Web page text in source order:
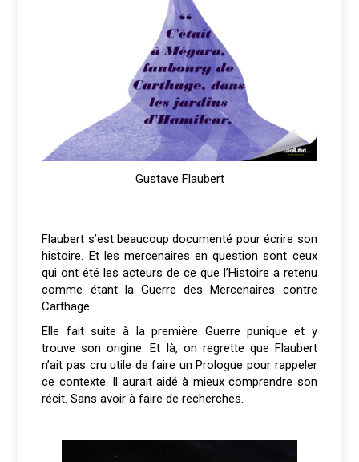
Gustave Flaubert
Flaubert s’est beaucoup documenté pour écrire son
histoire. Et les mercenaires en question sont ceux
qui ont été les acteurs de ce que l’Histoire a retenu
comme étant la Guerre des Mercenaires contre
Carthage.
Elle fait suite à la première Guerre punique et y
trouve son origine. Et là, on regrette que Flaubert
n’ait pas cru utile de faire un Prologue pour rappeler
ce contexte. Il aurait aidé à mieux comprendre son
récit. Sans avoir à faire de recherches.